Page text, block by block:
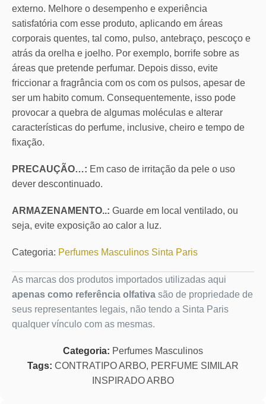
externo. Melhore o desempenho e experiência
satisfatória com esse produto, aplicando em áreas
corporais quentes, tal como, pulso, antebraço, pescoço e
atrás da orelha e joelho. Por exemplo, borrife sobre as
áreas que pretende perfumar. Depois disso, evite
friccionar a fragrância com os com os pulsos, apesar de
ser um habito comum. Consequentemente, isso pode
provocar a quebra de algumas moléculas e alterar
características do perfume, inclusive, cheiro e tempo de
fixação.
PRECAUÇÃO…: Em caso de irritação da pele o uso
dever descontinuado.
ARMAZENAMENTO..: Guarde em local ventilado, ou
seja, evite exposição ao calor a luz.
Categoria: Perfumes Masculinos Sinta Paris
As marcas dos produtos importados utilizadas aqui
apenas como referência olfativa são de propriedade de
seus representantes legais, não tendo a Sinta Paris
qualquer vínculo com as mesmas.
Categoria: Perfumes Masculinos
Tags: CONTRATIPO ARBO, PERFUME SIMILAR
INSPIRADO ARBO